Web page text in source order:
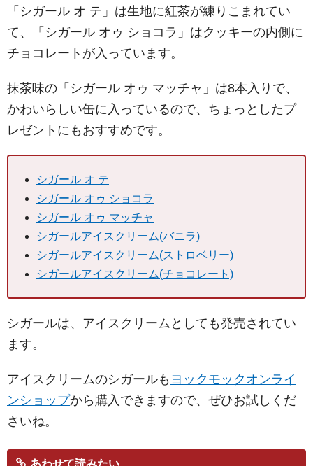
「シガール オ テ」は生地に紅茶が練りこまれてい
て、「シガール オゥ ショコラ」はクッキーの内側に
チョコレートが入っています。
抹茶味の「シガール オゥ マッチャ」は8本入りで、
かわいらしい缶に入っているので、ちょっとしたプ
レゼントにもおすすめです。
シガール オ テ
シガール オゥ ショコラ
シガール オゥ マッチャ
シガールアイスクリーム(バニラ)
シガールアイスクリーム(ストロベリー)
シガールアイスクリーム(チョコレート)
シガールは、アイスクリームとしても発売されてい
ます。
アイスクリームのシガールも ヨックモックオンライ
ンショップから購入できますので、ぜひお試しくだ
さいね。
あわせて読みたい